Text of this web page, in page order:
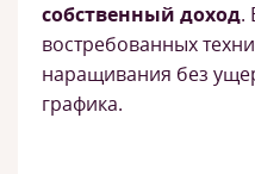
собственный доход.
востребованных
наращивания без
графика.